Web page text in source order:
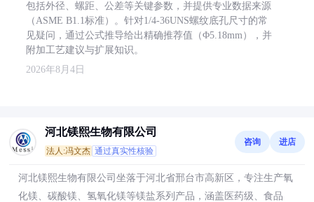
包括外径、螺距、公差等关键参数，并提供专业数据来源
（ASME B1.1标准）。针对1/4-36UNS螺纹底孔尺寸的常
见疑问，通过公式推导给出精确推荐值（Φ5.18mm），并
附加工艺建议与扩展知识。
2026年8月4日
河北镁熙生物有限公司
法人:冯文杰 通过真实性核验
咨询 进店
河北镁熙生物有限公司坐落于河北省邢台市高新区，专注生产氧
化镁、碳酸镁、氢氧化镁等镁盐系列产品，涵盖医药级、食品